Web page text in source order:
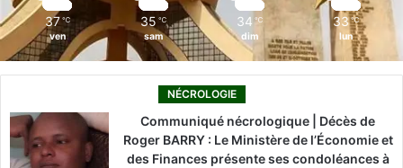
37 ℃
ven
35 ℃
sam
34 ℃
dim
33 ℃
lun
NÉCROLOGIE
Communiqué nécrologique | Décès de
Roger BARRY : Le Ministère de l’Économie et
des Finances présente ses condoléances à